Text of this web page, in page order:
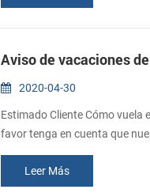
las molestias ocasionadas. Si
Aviso de vacaciones
2020-04-30
Estimado Cliente Cómo vuela
favor tenga en cuenta que
programado como sigue : 1 de
Mayo Durante las
urgente para obtener
Leer Más